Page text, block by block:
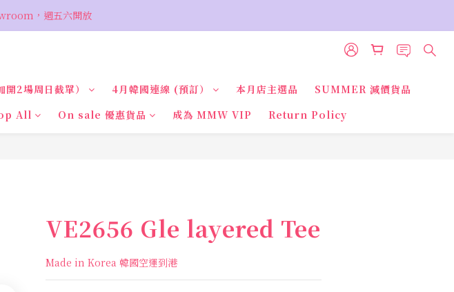
享折上折優惠，低至78折
，週五六開放
2場周日截單） 4月韓國連線 (預訂） 本月店主選品
SUMMER 減價貨品
All On sale 優惠貨品 成為 MMW VIP Return Policy
VE2656 Gle layered Tee
Made in Korea 韓國空運到港